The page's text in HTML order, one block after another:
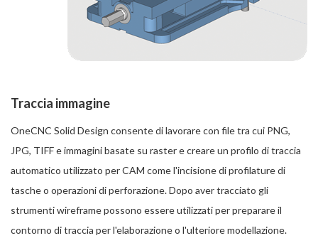
Traccia immagine
OneCNC Solid Design consente di lavorare con file tra cui PNG,
JPG, TIFF e immagini basate su raster e creare un profilo di traccia
automatico utilizzato per CAM come l'incisione di profilature di
tasche o operazioni di perforazione. Dopo aver tracciato gli
strumenti wireframe possono essere utilizzati per preparare il
contorno di traccia per l'elaborazione o l'ulteriore modellazione.